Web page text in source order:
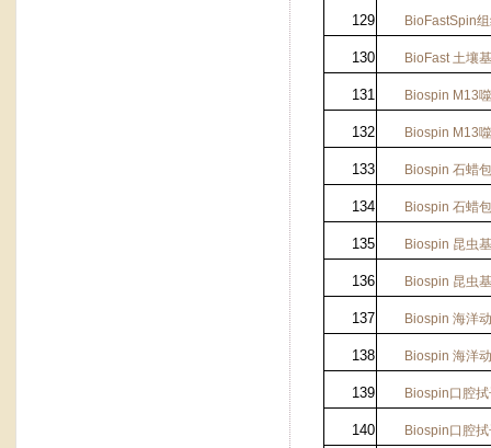
129 BioFastSpin
130 BioFast土壤
131 Biospin M13
132 Biospin M13
133 Biospin 石蜡
134 Biospin 石蜡
135 Biospin 昆虫
136 Biospin 昆虫
137 Biospin 海洋
138 Biospin 海洋
139 Biospin口腔
140 Biospin口腔